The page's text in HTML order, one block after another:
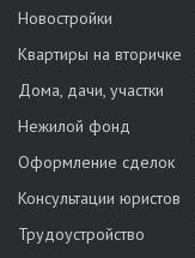
Новостройки
Квартиры на вторичке
Дома, дачи, участки
Нежилой фонд
Оформление сделок
Консультации юристов
Трудоустройство